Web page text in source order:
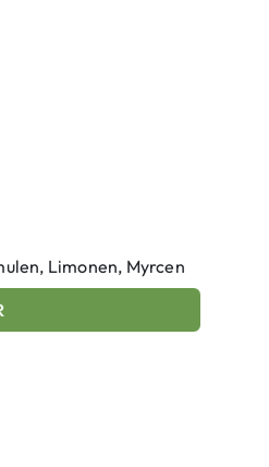
Limonen, Myrcen